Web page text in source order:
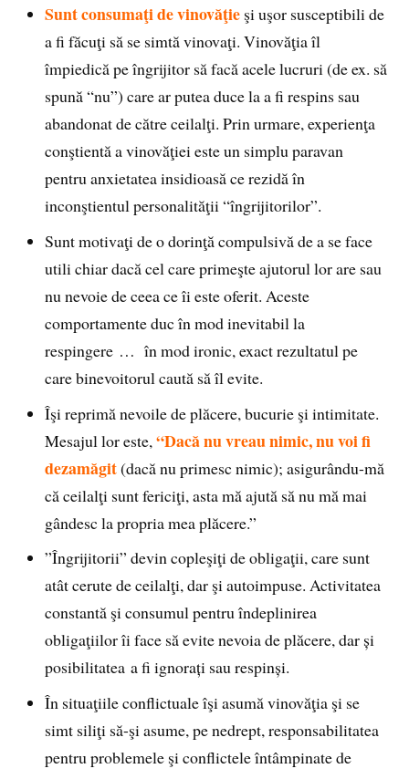
Sunt consumaţi de vinovăţie şi uşor susceptibili de
a fi făcuţi să se simtă vinovaţi. Vinovăţia îl
împiedică pe îngrijitor să facă acele lucruri (de ex. să
spună “nu”) care ar putea duce la a fi respins sau
abandonat de către ceilalţi. Prin urmare, experienţa
conştientă a vinovăţiei este un simplu paravan
pentru anxietatea insidioasă ce rezidă în
inconştientul personalităţii “îngrijitorilor”.
Sunt motivaţi de o dorinţă compulsivă de a se face
utili chiar dacă cel care primeşte ajutorul lor are sau
nu nevoie de ceea ce îi este oferit. Aceste
comportamente duc în mod inevitabil la
respingere … în mod ironic, exact rezultatul pe
care binevoitorul caută să îl evite.
Îşi reprimă nevoile de plăcere, bucurie şi intimitate.
Mesajul lor este,“Dacă nu vreau nimic, nu voi fi
dezamăgit(dacă nu primesc nimic); asigurându-mă
că ceilalţi sunt fericiţi, asta mă ajută să nu mă mai
gândesc la propria mea plăcere.”
”Îngrijitorii” devin copleşiţi de obligaţii, care sunt
atât cerute de ceilalţi, dar şi autoimpuse. Activitatea
constantă şi consumul pentru îndeplinirea
obligaţiilor îi face să evite nevoia de plăcere, dar și
posibilitatea a fi ignorați sau respinși.
În situaţiile conflictuale îşi asumă vinovăţia şi se
simt siliţi să-şi asume, pe nedrept, responsabilitatea
pentru problemele şi conflictele întâmpinate de